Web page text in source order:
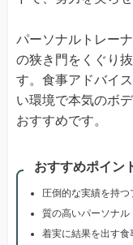
パーソナルトレー
の狭き門をくぐり
す。食事アドバイ
い環境で本気のボ
おすすめです。
おすすめポイン
圧倒的な実績を持つ
質の高いパーソナル
着実に結果を出す食